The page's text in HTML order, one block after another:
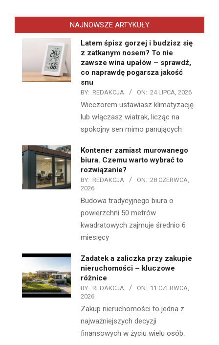
NAJNOWSZE ARTYKUŁY
Latem śpisz gorzej i budzisz się
z zatkanym nosem? To nie
zawsze wina upałów – sprawdź,
co naprawdę pogarsza jakość
snu
BY: REDAKCJA ON: 24 LIPCA, 2026
Wieczorem ustawiasz klimatyzację
lub włączasz wiatrak, licząc na
spokojny sen mimo panujących
Kontener zamiast murowanego
biura. Czemu warto wybrać to
rozwiązanie?
BY: REDAKCJA ON: 28 CZERWCA,
2026
Budowa tradycyjnego biura o
powierzchni 50 metrów
kwadratowych zajmuje średnio 6
miesięcy
Zadatek a zaliczka przy zakupie
nieruchomości – kluczowe
różnice
BY: REDAKCJA ON: 11 CZERWCA,
2026
Zakup nieruchomości to jedna z
najważniejszych decyzji
finansowych w życiu wielu osób.